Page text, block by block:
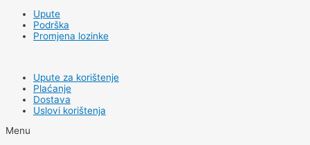
Upute
Podrška
Promjena lozinke
Upute za korištenje
Plaćanje
Dostava
Uslovi korištenja
Menu